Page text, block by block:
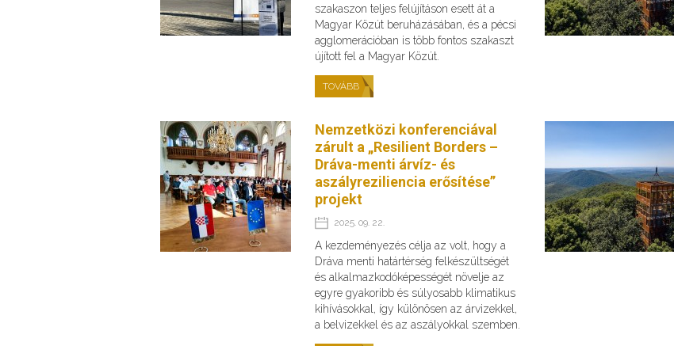
szakaszon teljes felújításon esett át a
Magyar Közút beruházásában, és a pécsi
agglomerációban is több fontos szakaszt
újított fel a Magyar Közút.
TOVÁBB
Nemzetközi konferenciával
zárult a „Resilient Borders –
Dráva-menti árvíz- és
aszályreziliencia erősítése”
projekt
2025. 09. 22.
A kezdeményezés célja az volt, hogy a
Dráva menti határtérség felkészültségét
és alkalmazkodóképességét növelje az
egyre gyakoribb és súlyosabb klimatikus
kihívásokkal, így különösen az árvizekkel,
a belvizekkel és az aszályokkal szemben.